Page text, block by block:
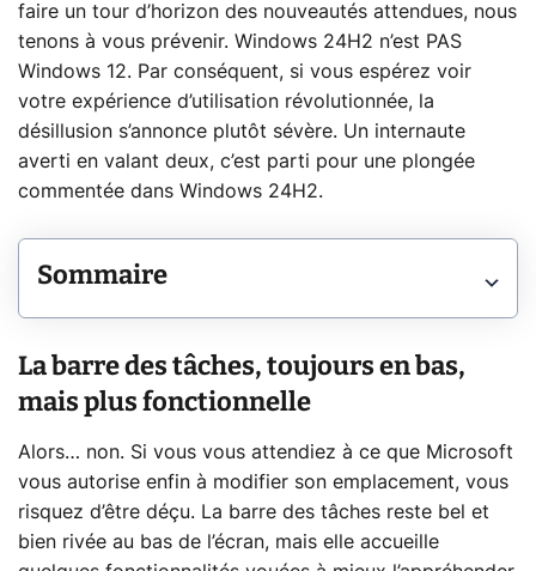
faire un tour d’horizon des nouveautés attendues, nous
tenons à vous prévenir. Windows 24H2 n’est PAS
Windows 12. Par conséquent, si vous espérez voir
votre expérience d’utilisation révolutionnée, la
désillusion s’annonce plutôt sévère. Un internaute
averti en valant deux, c’est parti pour une plongée
commentée dans Windows 24H2.
Sommaire
La barre des tâches, toujours en bas,
mais plus fonctionnelle
Alors… non. Si vous vous attendiez à ce que Microsoft
vous autorise enfin à modifier son emplacement, vous
risquez d’être déçu. La barre des tâches reste bel et
bien rivée au bas de l’écran, mais elle accueille